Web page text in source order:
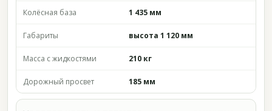
Колёсная база 1 435 мм
Габариты высота 1 120 мм
Масса с жидкостями 210 кг
Дорожный просвет 185 мм